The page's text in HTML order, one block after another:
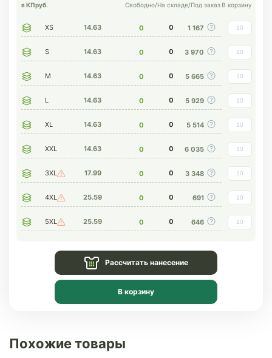
в КПруб. Свободно/На складе/Под заказ В корзину
XS 14.63 0 0 1 167
S 14.63 0 0 3 970
M 14.63 0 0 5 665
L 14.63 0 0 5 929
XL 14.63 0 0 5 514
XXL 14.63 0 0 6 035
3XL 17.99 0 0 3 348
4XL 25.59 0 0 691
5XL 25.59 0 0 646
Рассчитать нанесение
В корзину
Похожие товары